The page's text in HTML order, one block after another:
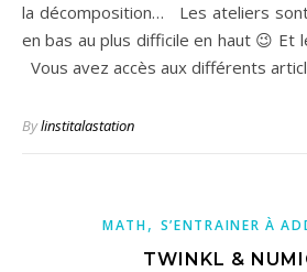
la décomposition… Les ateliers
en bas au plus difficile en haut 😉 Et
Vous avez accès aux différents
Bylinstitalastation
MATH, S’ENTRAINER À
TWINKL &